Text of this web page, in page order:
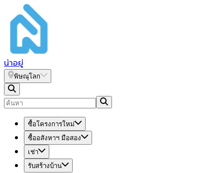
น่าอยู่
พิษณุโลก
ซื้อโครงการใหม่
ซื้ออสังหาฯ มือสอง
เช่า
รับสร้างบ้าน